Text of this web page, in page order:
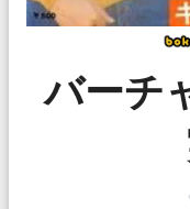
バーチ